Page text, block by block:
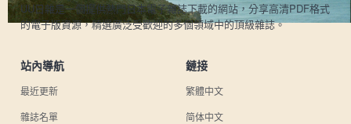
UU日雜是一個提供熱門日本電子雜誌下載的網站，分享高清PDF格式
的電子版資源，精選廣泛受歡迎的多個領域中的頂級雜誌。
站內導航
最近更新
雜誌名單
鏈接
繁體中文
简体中文